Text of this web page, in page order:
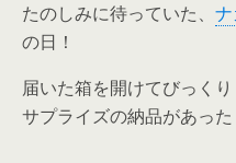
たのしみに待っていた、
の日！
届いた箱を開けてびっくり
サプライズの納品があった